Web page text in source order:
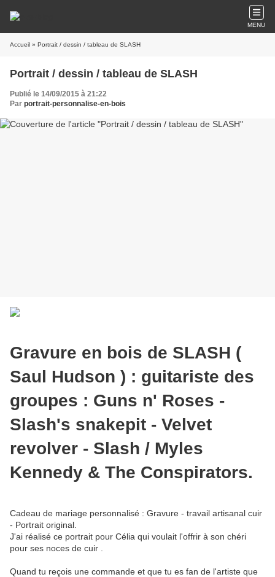
MENU
Accueil » Portrait / dessin / tableau de SLASH
Portrait / dessin / tableau de SLASH
Publié le 14/09/2015 à 21:22
Par portrait-personnalise-en-bois
Gravure en bois de SLASH (
Saul Hudson ) : guitariste des
groupes : Guns n' Roses -
Slash's snakepit - Velvet
revolver - Slash / Myles
Kennedy & The Conspirators.
Cadeau de mariage personnalisé : Gravure - travail artisanal cuir
- Portrait original.
J'ai réalisé ce portrait pour Célia qui voulait l'offrir à son chéri
pour ses noces de cuir .
Quand tu reçois une commande et que tu es fan de l'artiste que